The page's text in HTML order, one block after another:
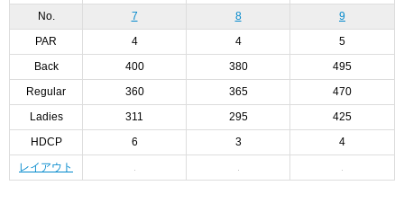
No. 7 8 9
PAR 4 4 5
Back 400 380 495
Regular 360 365 470
Ladies 311 295 425
HDCP 6 3 4
レイアウト